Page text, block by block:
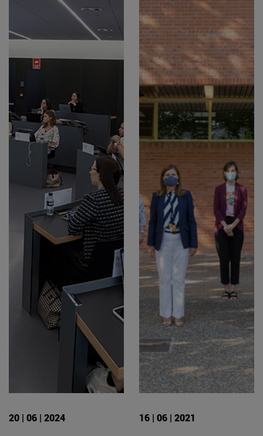
20 | 06 | 2024 16 | 06 | 2021